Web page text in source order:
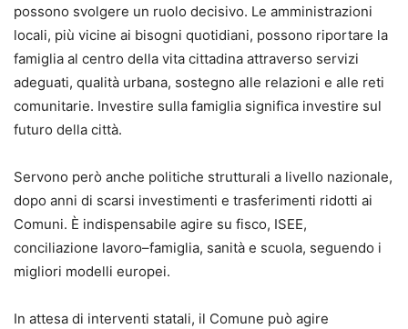
possono svolgere un ruolo decisivo. Le amministrazioni
locali, più vicine ai bisogni quotidiani, possono riportare la
famiglia al centro della vita cittadina attraverso servizi
adeguati, qualità urbana, sostegno alle relazioni e alle reti
comunitarie. Investire sulla famiglia significa investire sul
futuro della città.
Servono però anche politiche strutturali a livello nazionale,
dopo anni di scarsi investimenti e trasferimenti ridotti ai
Comuni. È indispensabile agire su fisco, ISEE,
conciliazione lavoro–famiglia, sanità e scuola, seguendo i
migliori modelli europei.
In attesa di interventi statali, il Comune può agire